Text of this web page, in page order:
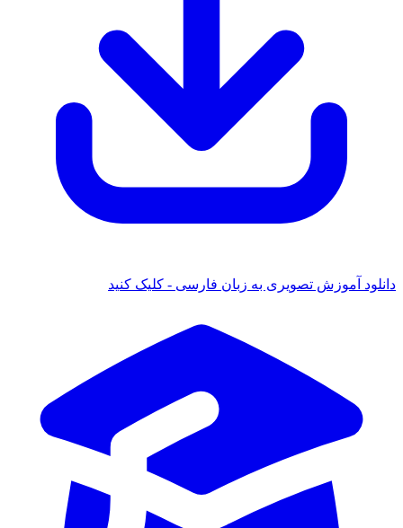
دانلود آموزش تصویری به زبان فارسی - کلیک کنید